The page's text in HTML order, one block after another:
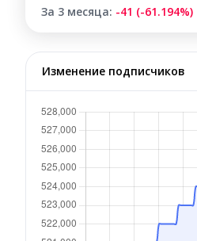
За 3 месяца: -41 (-61.194%)
Изменение подписчиков